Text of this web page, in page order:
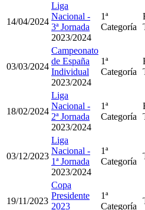
14/04/2024
Liga
Nacional -
3ª Jornada
2023/2024
1ª
Categoría
03/03/2024
Campeonato
de España
Individual
2023/2024
1ª
Categoría
18/02/2024
Liga
Nacional -
2ª Jornada
2023/2024
1ª
Categoría
03/12/2023
Liga
Nacional -
1ª Jornada
2023/2024
1ª
Categoría
19/11/2023
Copa
Presidente
2023
1ª
Categoría